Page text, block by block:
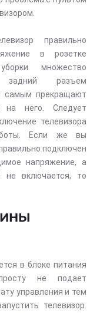
правильно
в розетке
множество
задний разъем
самым прекращают
на него. Следует
телевизора
Если же вы
подключен
напряжение, а
не включается, то
в блоке питания
не подает
управления и тем
телевизор.